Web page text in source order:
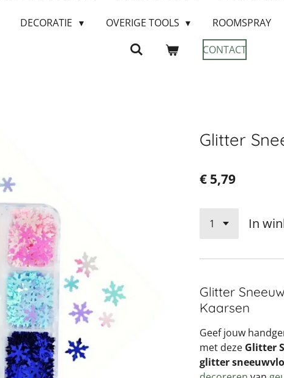
DECORATIE OVERIGE TOOLS ROOMSPRAY
CONTACT
Glitter
€ 5,79
In
Glitter
Kaarsen
Geef jouw
met deze Glitter
glitter